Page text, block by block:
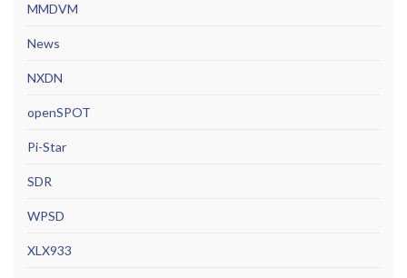
MMDVM
News
NXDN
openSPOT
Pi-Star
SDR
WPSD
XLX933